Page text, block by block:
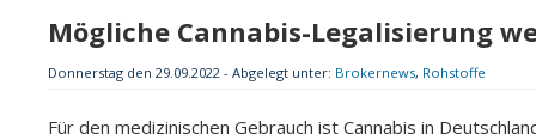
Mögliche Cannabis-Legalisierung
Donnerstag den 29.09.2022 - Abgelegt unter: Brokernews, Rohstoffe
Für den medizinischen Gebrauch ist Cannabis in